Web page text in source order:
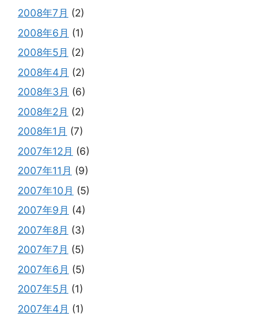
2008年7月 (2)
2008年6月 (1)
2008年5月 (2)
2008年4月 (2)
2008年3月 (6)
2008年2月 (2)
2008年1月 (7)
2007年12月 (6)
2007年11月 (9)
2007年10月 (5)
2007年9月 (4)
2007年8月 (3)
2007年7月 (5)
2007年6月 (5)
2007年5月 (1)
2007年4月 (1)